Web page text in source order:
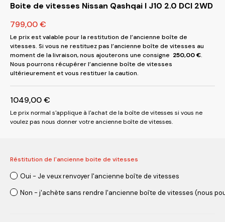
Boite de vitesses Nissan Qashqai I J10 2.0 DCI 2WD
799,00€
Le prix est valable pour la restitution de l’ancienne boîte de
vitesses. Si vous ne restituez pas l’ancienne boîte de vitesses au
moment de la livraison, nous ajouterons une consigne 250,00€.
Nous pourrons récupérer l’ancienne boîte de vitesses
ultérieurement et vous restituer la caution.
1049,00€
Le prix normal s'applique à l'achat de la boîte de vitesses si vous ne
voulez pas nous donner votre ancienne boîte de vitesses.
Réstitution de l'ancienne boite de vitesses
Oui - Je veux renvoyer l'ancienne boîte de vitesses
Non - j'achète sans rendre l'ancienne boîte de vitesses (nous